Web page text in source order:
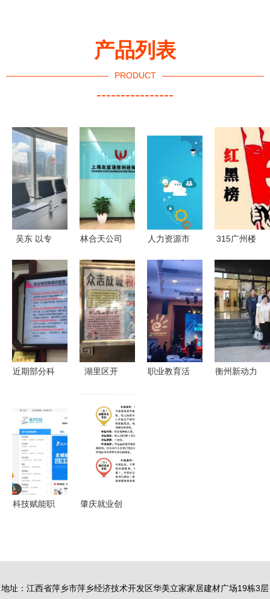
产品列表
PRODUCT
----------------
吴东 以专
亮人力资源
服务新名片
林合天公司
析 住宿服
务与职业中
介业务的法
律合规路径
人力资源市
系列解读三
违反规定要
承担这些法
律责任
315广州楼
这些楼盘口
碑崩塌，怎
一个
近期部分科
及职业中介
活动综述
湖里区开
门 防控疫
情 小区在
行动”工
作，职业中
介活动助力
民生保障
职业教育活
衡州新动力
科技赋能职
肇庆就业创
地址：江西省萍乡市萍乡经济技术开发区华美立家家居建材广场19栋3层